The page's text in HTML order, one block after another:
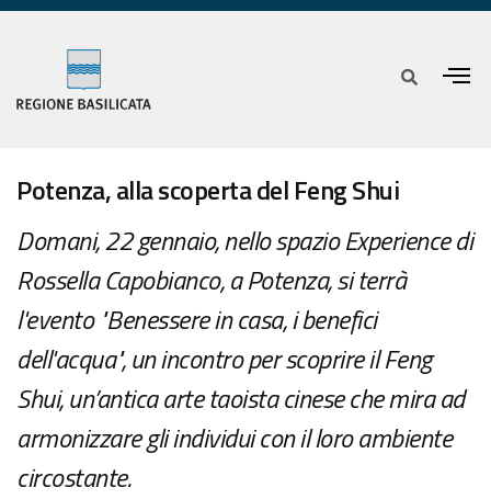
Potenza, alla scoperta del Feng Shui
Domani, 22 gennaio, nello spazio Experience di
Rossella Capobianco, a Potenza, si terrà
l'evento "Benessere in casa, i benefici
dell'acqua", un incontro per scoprire il Feng
Shui, un’antica arte taoista cinese che mira ad
armonizzare gli individui con il loro ambiente
circostante.